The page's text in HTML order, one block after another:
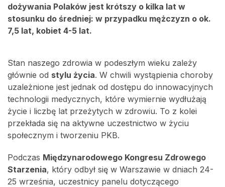
dożywania Polaków jest krótszy o kilka lat w
stosunku do średniej: w przypadku mężczyzn o ok.
7,5 lat, kobiet 4-5 lat.
Stan naszego zdrowia w podeszłym wieku zależy
głównie od stylu życia. W chwili wystąpienia choroby
uzależnione jest jednak od dostępu do innowacyjnych
technologii medycznych, które wymiernie wydłużają
życie i liczbę lat przeżytych w zdrowiu. To z kolei
przekłada się na aktywne uczestnictwo w życiu
społecznym i tworzeniu PKB.
Podczas Międzynarodowego Kongresu Zdrowego
Starzenia, który odbył się w Warszawie w dniach 24-
25 września, uczestnicy panelu dotyczącego